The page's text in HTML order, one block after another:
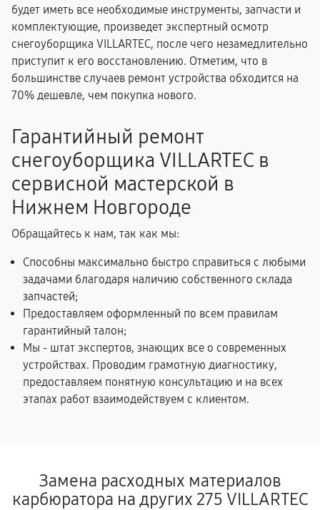
будет иметь все необходимые инструменты, запчасти и
комплектующие, произведет экспертный осмотр
снегоуборщика VILLARTEC, после чего незамедлительно
приступит к его восстановлению. Отметим, что в
большинстве случаев ремонт устройства обходится на
70% дешевле, чем покупка нового.
Гарантийный ремонт
снегоуборщика VILLARTEC в
сервисной мастерской в
Нижнем Новгороде
Обращайтесь к нам, так как мы:
Способны максимально быстро справиться с любыми
задачами благодаря наличию собственного склада
запчастей;
Предоставляем оформленный по всем правилам
гарантийный талон;
Мы - штат экспертов, знающих все о современных
устройствах. Проводим грамотную диагностику,
предоставляем понятную консультацию и на всех
этапах работ взаимодействуем с клиентом.
Замена расходных материалов
карбюратора на других 275 VILLARTEC